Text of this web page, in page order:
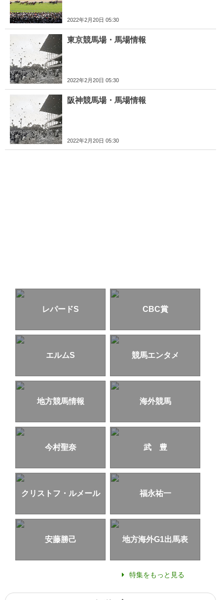
2022年2月20日 05:30
東京競馬場・馬場情報
2022年2月20日 05:30
阪神競馬場・馬場情報
2022年2月20日 05:30
レパードS CBC賞
エルムS 競馬エンタメ
地方競馬情報 海外競馬
今村聖奈 武 豊
クリストフ・ルメール 福永祐一
安藤勝己 地方海外G1出馬表
特集をもっと見る